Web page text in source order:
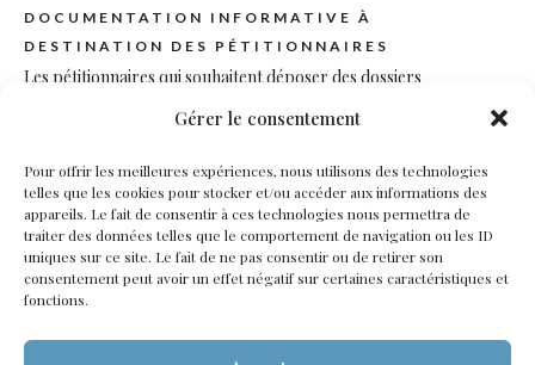
Gérer le consentement
Pour offrir les meilleures expériences, nous utilisons des technologies
telles que les cookies pour stocker et/ou accéder aux informations des
appareils. Le fait de consentir à ces technologies nous permettra de
traiter des données telles que le comportement de navigation ou les ID
uniques sur ce site. Le fait de ne pas consentir ou de retirer son
consentement peut avoir un effet négatif sur certaines caractéristiques et
fonctions.
DOCUMENTATION INFORMATIVE À
DESTINATION DES PÉTITIONNAIRES
Les pétitionnaires qui souhaitent déposer des dossiers
d’urbanisme auprès de la mairie de Combleux, par voie
préalablement lire la documentation suivante :
LeCERFA n°51434#11détaillant les informations générales en
matière d’instruction des sols, les différentes formalités dont
sont soumis vos travaux et aménagements, ainsi que les pièces
à joindre au dossier.
LeCERFA n°51190#09« Notice d’information pour les